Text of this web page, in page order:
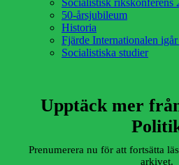
50-årsjubileum
Historia
Fjärde Internationalen
Socialistiska studier
Upptäck mer
Prenumerera nu för att fortsätta
arkivet.